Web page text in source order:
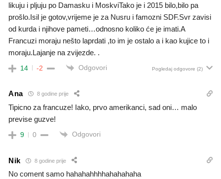
likuju i pljuju po Damasku i MoskviTako je i 2015 bilo,bilo pa
prošlo.Isil je gotov,vrijeme je za Nusru i famozni SDF.Svr zavisi
od kurda i njihove pameti…odnosno koliko će je imati.A
Francuzi moraju nešto laprdati ,to im je ostalo a i kao kujice to i
moraju.Lajanje na zvijezde. .
14 -2 Odgovori Pogledaj odgovore (2)
Ana 8 godine prije
Tipicno za francuze! Iako, prvo amerikanci, sad oni… malo
previse guzve!
9 0 Odgovori
Nik 8 godine prije
No coment samo hahahahhhhahahahaha